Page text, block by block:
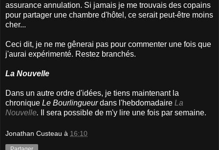
assurance annulation. Si jamais je me trouvais des copains
pour partager une chambre d'hôtel, ce serait peut-être moins
cher...
Ceci dit, je ne me gênerai pas pour commenter une fois que
j'aurai expérimenté. Restez branchés.
La Nouvelle
Dans un autre ordre d'idées, je tiens maintenant la
chronique Le Bourlingueurdans l'hebdomadaire La
Nouvelle. Il sera possible de m'y lire une fois par semaine.
Jonathan Custeau à 16:10